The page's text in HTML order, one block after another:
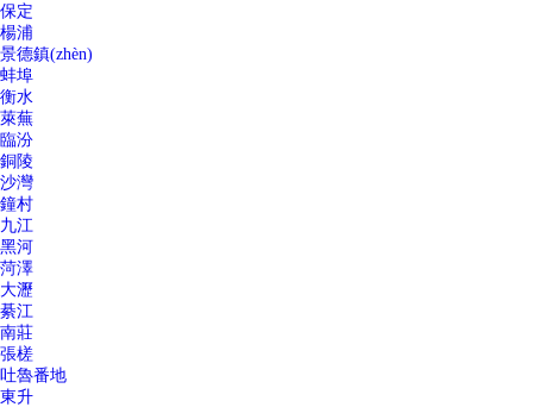
保定
楊浦
景德鎮(zhèn)
蚌埠
衡水
萊蕪
臨汾
銅陵
沙灣
鐘村
九江
黑河
菏澤
大瀝
綦江
南莊
張槎
吐魯番地
東升